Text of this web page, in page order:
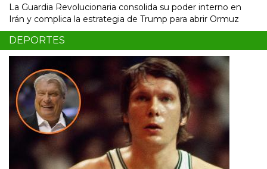
La Guardia Revolucionaria consolida su poder interno en
Irán y complica la estrategia de Trump para abrir Ormuz
DEPORTES